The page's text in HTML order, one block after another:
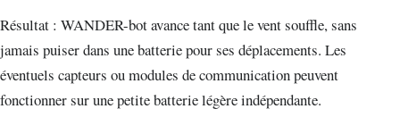
Résultat : WANDER-bot avance tant que le vent souffle, sans
jamais puiser dans une batterie pour ses déplacements. Les
éventuels capteurs ou modules de communication peuvent
fonctionner sur une petite batterie légère indépendante.